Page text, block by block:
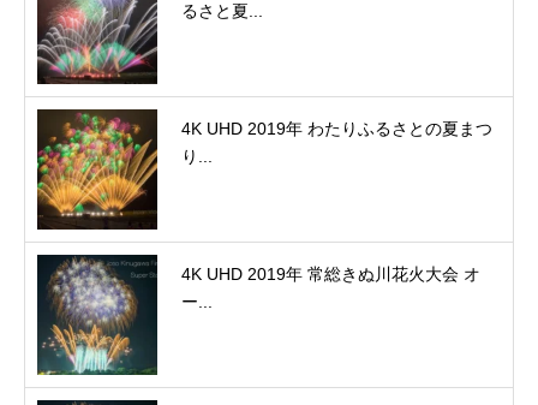
るさと夏...
4K UHD 2019年 わたりふるさとの夏まつ
り...
4K UHD 2019年 常総きぬ川花火大会 オ
ー...